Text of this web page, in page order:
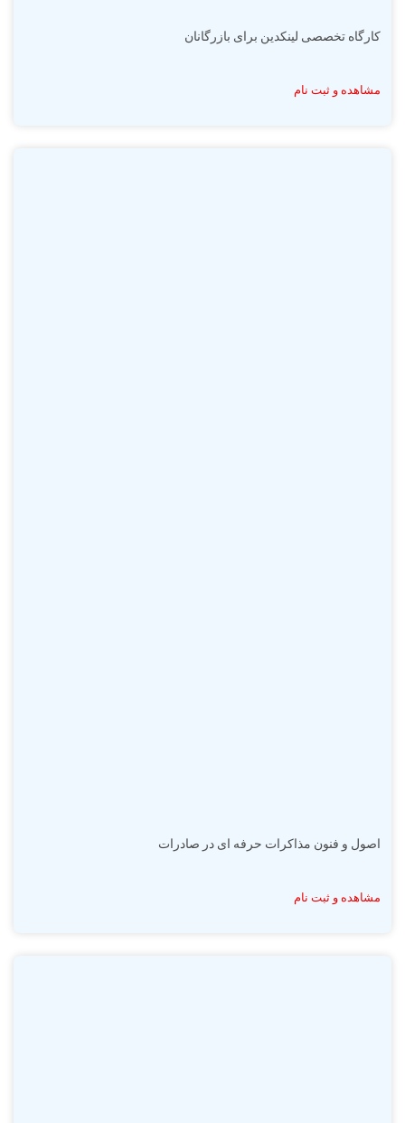
کارگاه تخصصی لینکدین برای بازرگانان
مشاهده و ثبت نام
اصول و فنون مذاکرات حرفه ای در صادرات
مشاهده و ثبت نام